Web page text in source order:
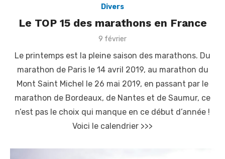
Divers
Le TOP 15 des marathons en France
P
s
t
e
d
n
9 février
Le printemps est la pleine saison des marathons. Du
marathon de Paris le 14 avril 2019, au marathon du
Mont Saint Michel le 26 mai 2019, en passant par le
marathon de Bordeaux, de Nantes et de Saumur, ce
n’est pas le choix qui manque en ce début d’année !
Voici le calendrier >>>